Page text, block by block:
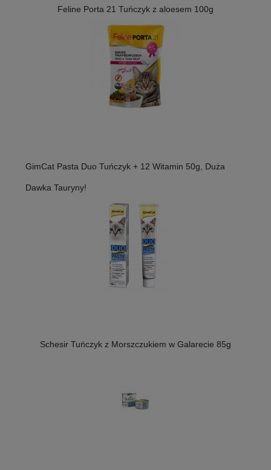
Feline Porta 21 Tuńczyk z aloesem 100g
GimCat Pasta Duo Tuńczyk + 12 Witamin 50g, Duża
Dawka Tauryny!
Schesir Tuńczyk z Morszczukiem w Galarecie 85g